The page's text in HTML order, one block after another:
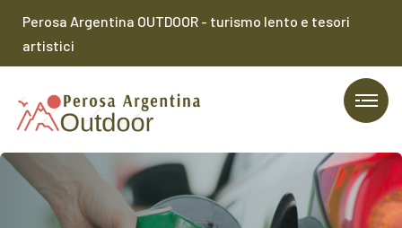
Perosa Argentina OUTDOOR - turismo lento e tesori
artistici